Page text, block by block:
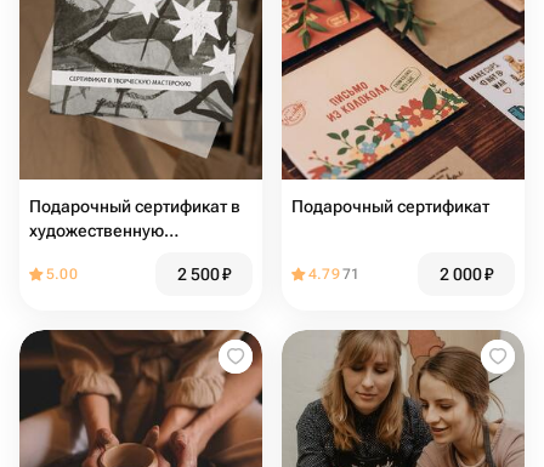
Подарочный сертификат в
художественную
5.00 2 500₽
Подарочный сертификат
4.7971 2 000₽